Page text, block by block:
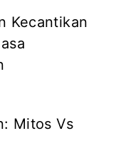
Kecantikan
Mitos Vs